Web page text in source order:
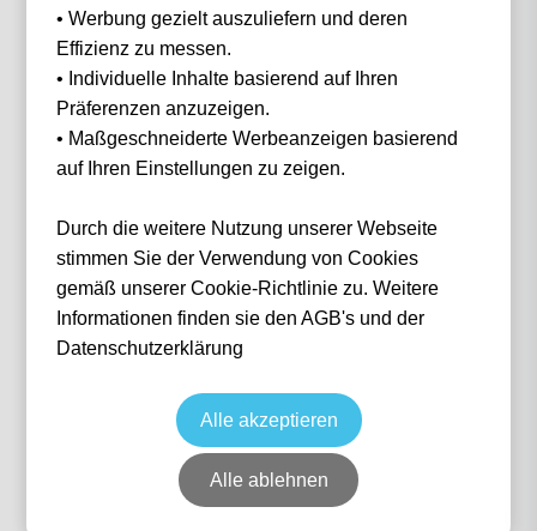
Nichts gefunden...
Wie funktioniertes?
1
Suche nach deinem Event
Wähle das Event deiner Träume aus — von Fußball über Formel 1 bis Konzerte.
2
• Werbung gezielt auszuliefern und deren
Effizienz zu messen.
• Individuelle Inhalte basierend auf Ihren
Präferenzen anzuzeigen.
• Maßgeschneiderte Werbeanzeigen basierend
auf Ihren Einstellungen zu zeigen.
Durch die weitere Nutzung unserer Webseite
stimmen Sie der Verwendung von Cookies
gemäß unserer Cookie-Richtlinie zu. Weitere
Informationen finden sie den AGB's und der
Datenschutzerklärung
Alle akzeptieren
Alle ablehnen